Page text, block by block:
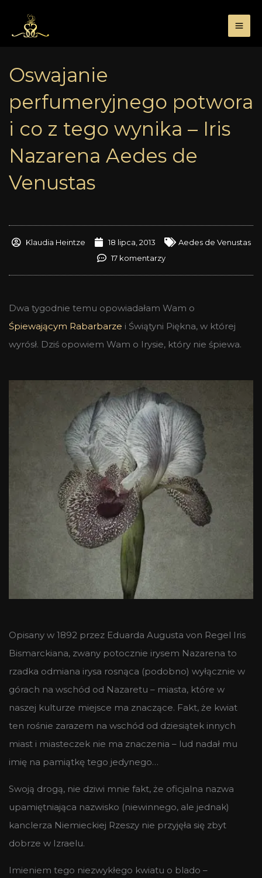
treści
Oswajanie
perfumeryjnego potwora
i co z tego wynika – Iris
Nazarena Aedes de
Venustas
Klaudia Heintze 18 lipca, 2013
Aedes de Venustas
17 komentarzy
Dwa tygodnie temu opowiadałam Wam o
Śpiewającym Rabarbarze i Świątyni Piękna, w której
wyrósł. Dziś opowiem Wam o Irysie, który nie śpiewa.
Opisany w 1892 przez Eduarda Augusta von Regel Iris
Bismarckiana, zwany potocznie irysem Nazarena to
rzadka odmiana irysa rosnąca (podobno) wyłącznie w
górach na wschód od Nazaretu – miasta, które w
naszej kulturze miejsce ma znaczące. Fakt, że kwiat
ten rośnie zarazem na wschód od dziesiątek innych
miast i miasteczek nie ma znaczenia – lud nadał mu
imię na pamiątkę tego jedynego…
Swoją drogą, nie dziwi mnie fakt, że oficjalna nazwa
upamiętniająca nazwisko (niewinnego, ale jednak)
kanclerza Niemieckiej Rzeszy nie przyjęła się zbyt
dobrze w Izraelu.
Imieniem tego niezwykłego kwiatu o blado –